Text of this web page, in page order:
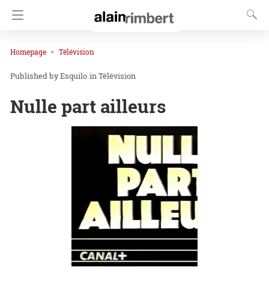
Homepage Télévision
Esquilo inTélévision
Nulle part ailleurs